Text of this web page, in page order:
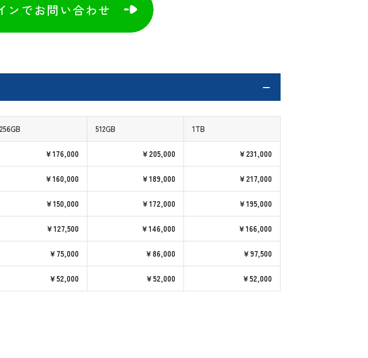
ンでお問い合わせ
256GB 512GB 1TB
￥176,000 ￥205,000 ￥231,000
￥160,000 ￥189,000 ￥217,000
￥150,000 ￥172,000 ￥195,000
￥127,500 ￥146,000 ￥166,000
￥75,000 ￥86,000 ￥97,500
￥52,000 ￥52,000 ￥52,000